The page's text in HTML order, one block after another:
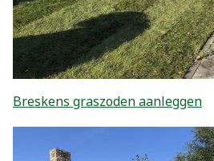
Breskens graszoden aanleggen